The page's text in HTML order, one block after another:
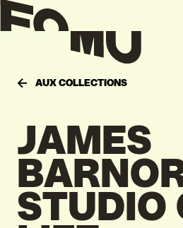
AUX COLLECTIONS
JAMES
STUDIO